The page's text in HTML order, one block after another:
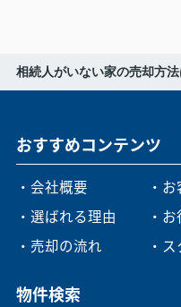
相続人がいない家の売却方
おすすめコンテンツ
・会社概要
・選ばれる理由
・売却の流れ
・
・
・
物件検索